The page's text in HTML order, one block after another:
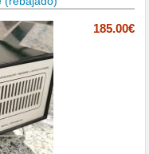
185.00€